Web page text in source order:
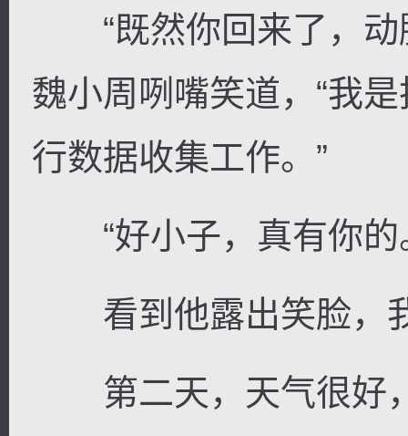
“既然你回来了，动
魏小周咧嘴笑道，“我
行数据收集工作。”
“好小子，真有你的
看到他露出笑脸，
第二天，天气很好